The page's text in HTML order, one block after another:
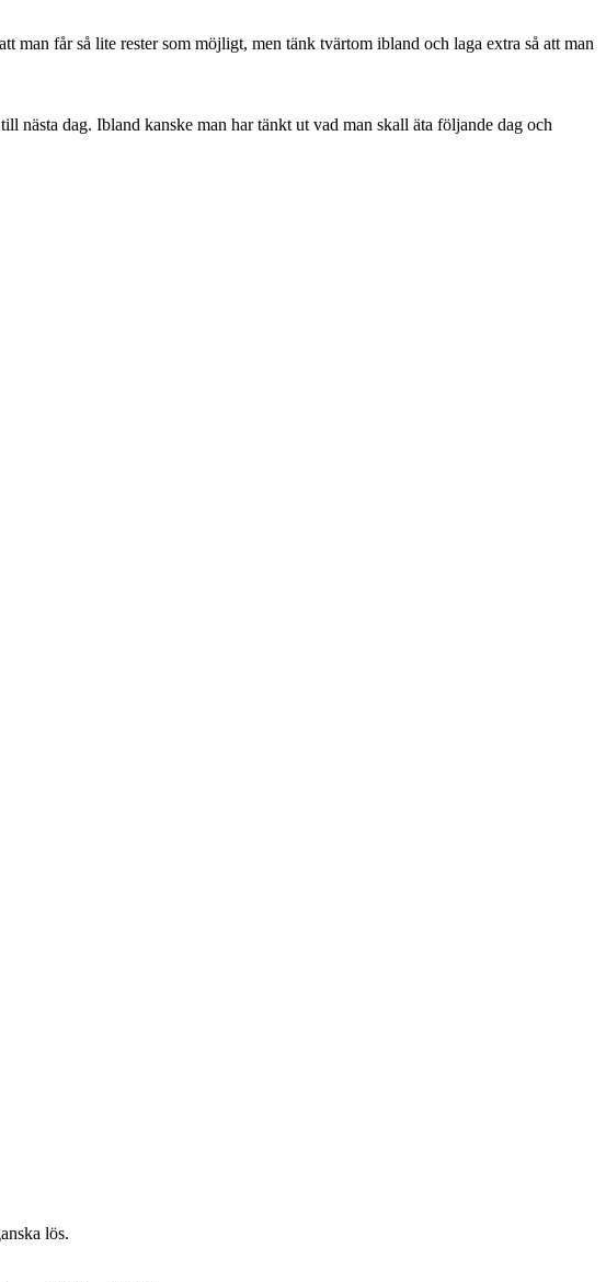
man får så lite rester som möjligt, men tänk tvärtom ibland och laga extra så att man
nästa dag. Ibland kanske man har tänkt ut vad man skall äta följande dag och
lös.